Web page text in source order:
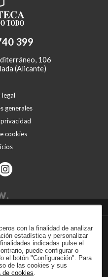
399
106
(Alicante)
legal
generales
cookies
con la finalidad de analizar
estadística y personalizar
indicadas pulse el
puede configurar o
el botón "Configuración". Para
de las cookies y sus
de cookies.